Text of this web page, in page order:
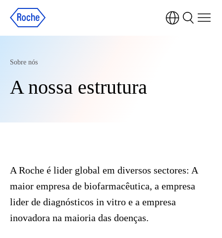
Sobre nós
A nossa estrutura
A Roche é lider global em diversos sectores: A
maior empresa de biofarmacêutica, a empresa
lider de diagnósticos in vitro e a empresa
inovadora na maioria das doenças.